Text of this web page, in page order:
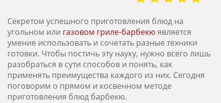
Секретом успешного приготовления блюд на
угольном или газовом гриле-барбекюявляется
умение использовать и сочетать разные техники
готовки. Чтобы постичь эту науку, нужно всего лишь
разобраться в сути способов и понять, как
применять преимущества каждого из них. Сегодня
поговорим о прямом и косвенном методе
приготовления блюд барбекю.